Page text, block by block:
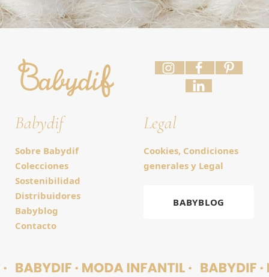
Babydif
Sobre Babydif
Colecciones
Sostenibilidad
Distribuidores
Babyblog
Contacto
Legal
Cookies, Condiciones
generales y Legal
BABYBLOG